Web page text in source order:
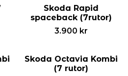
Skoda Rapid
spaceback (7rutor)
3.900 kr
Skoda Octavia Kombi
(7 rutor)